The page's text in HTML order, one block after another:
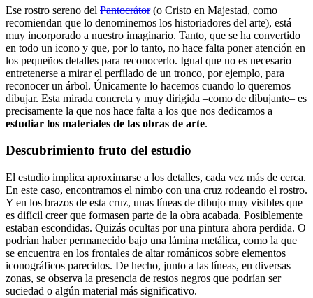
Ese rostro sereno del Pantocrátor(o Cristo en Majestad, como
recomiendan que lo denominemos los historiadores del arte), está
muy incorporado a nuestro imaginario. Tanto, que se ha convertido
en todo un icono y que, por lo tanto, no hace falta poner atención en
los pequeños detalles para reconocerlo. Igual que no es necesario
entretenerse a mirar el perfilado de un tronco, por ejemplo, para
reconocer un árbol. Únicamente lo hacemos cuando lo queremos
dibujar. Esta mirada concreta y muy dirigida –como de dibujante– es
precisamente la que nos hace falta a los que nos dedicamos a
estudiar los materiales de las obras de arte.
Descubrimiento fruto del estudio
El estudio implica aproximarse a los detalles, cada vez más de cerca.
En este caso, encontramos el nimbo con una cruz rodeando el rostro.
Y en los brazos de esta cruz, unas líneas de dibujo muy visibles que
es difícil creer que formasen parte de la obra acabada. Posiblemente
estaban escondidas. Quizás ocultas por una pintura ahora perdida. O
podrían haber permanecido bajo una lámina metálica, como la que
se encuentra en los frontales de altar románicos sobre elementos
iconográficos parecidos. De hecho, junto a las líneas, en diversas
zonas, se observa la presencia de restos negros que podrían ser
suciedad o algún material más significativo.